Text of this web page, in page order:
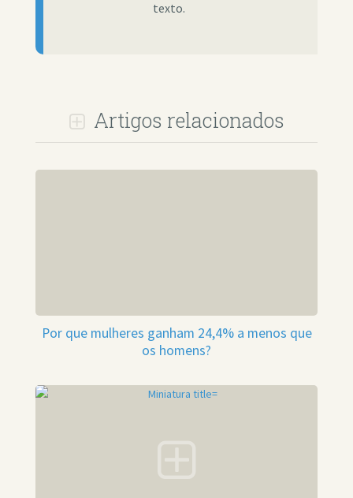
texto.
Artigos relacionados
Por que mulheres ganham 24,4% a menos que
os homens?